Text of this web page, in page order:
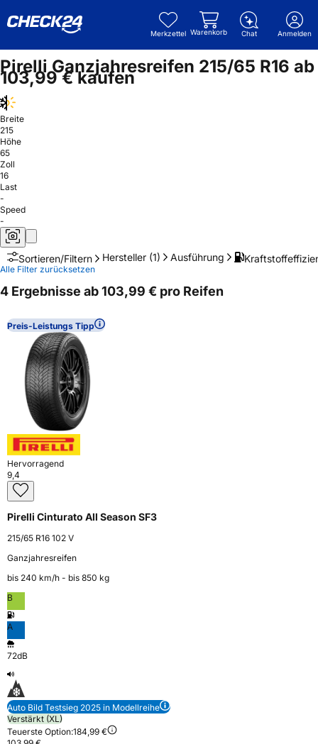
Merkzettel Warenkorb Chat Anmelden
Pirelli Ganzjahresreifen 215/65 R16 ab
103,99 € kaufen
Breite
215
Höhe
65
Zoll
16
Last
-
Speed
-
Sortieren/Filtern Hersteller (1) Ausführung
Alle Filter zurücksetzen
4 Ergebnisse ab 103,99 € pro Reifen
Preis-Leistungs Tipp
Hervorragend
9,4
Pirelli Cinturato All Season SF3
215/65 R16 102 V
Ganzjahresreifen
bis 240 km⁠/⁠h - bis 850 kg
B
A
72dB
Auto Bild Testsieg 2025 in Modellreihe
Verstärkt (XL)
Teuerste Option:184,99 €